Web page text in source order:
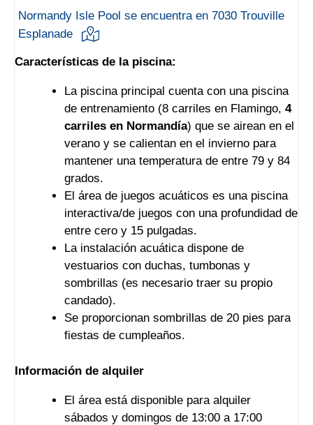
Normandy Isle Pool se encuentra en 7030 Trouville
Esplanade
Características de la piscina:
La piscina principal cuenta con una piscina
de entrenamiento (8 carriles en Flamingo,4
carriles en Normandía) que se airean en el
verano y se calientan en el invierno para
mantener una temperatura de entre 79 y 84
grados.
El área de juegos acuáticos es una piscina
interactiva/de juegos con una profundidad de
entre cero y 15 pulgadas.
La instalación acuática dispone de
vestuarios con duchas, tumbonas y
sombrillas (es necesario traer su propio
candado).
Se proporcionan sombrillas de 20 pies para
fiestas de cumpleaños.
Información de alquiler
El área está disponible para alquiler
sábados y domingos de 13:00 a 17:00